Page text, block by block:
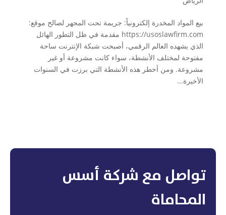
بيع المواد المخدرة إلكترونياً: جريمة تحت المجهر لصالح موقع:
https://usoslawfirm.com مقدمة في ظل التطور الهائل
الذي يشهده العالم الرقمي، أصبحت شبكة الإنترنت ساحة
مفتوحة لمختلف الأنشطة، سواء كانت مشروعة أو غير
مشروعة. ومن أخطر هذه الأنشطة التي برزت في السنوات
الأخيرة...
تواصل مع شركة أسس
المحاماة